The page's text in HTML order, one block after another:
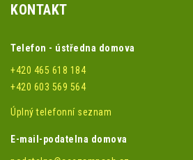
KONTAKT
Telefon - ústředna domova
+420 465 618 184
+420 603 569 564
Úplný telefonní seznam
E-mail-podatelna domova